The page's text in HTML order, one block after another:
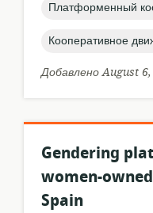
topic:
Платформенный
topic:
Кооперативное
Добавлено August
Gendering
women-
Spain